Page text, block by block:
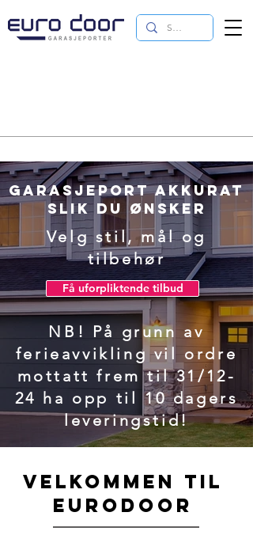
Garasjeport akkurat
slik du ønsker
Velg stil, mål og
tilbehør
Få uforpliktende tilbud
NB! På grunn av
ferieavvikling vil ordre
mottatt frem til 31/12-
24 ha opp til 10 dagers
leveringstid!
Velkommen til
Eurodoor